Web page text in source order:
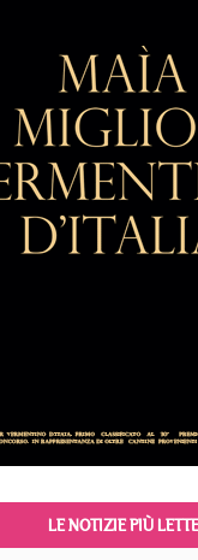
LE NOTIZIE PIÙ LETTE